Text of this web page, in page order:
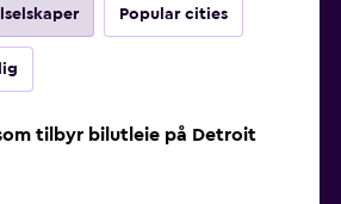
Popular cities
tilbyr bilutleie på Detroit